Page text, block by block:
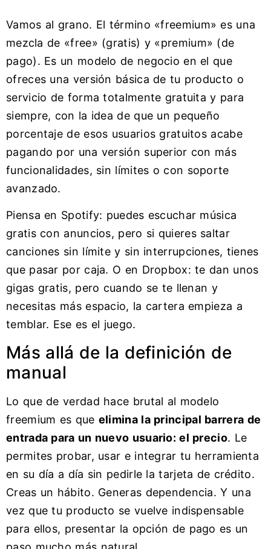
Vamos al grano. El término «freemium» es una
mezcla de «free» (gratis) y «premium» (de
pago). Es un modelo de negocio en el que
ofreces una versión básica de tu producto o
servicio de forma totalmente gratuita y para
siempre, con la idea de que un pequeño
porcentaje de esos usuarios gratuitos acabe
pagando por una versión superior con más
funcionalidades, sin límites o con soporte
avanzado.
Piensa en Spotify: puedes escuchar música
gratis con anuncios, pero si quieres saltar
canciones sin límite y sin interrupciones, tienes
que pasar por caja. O en Dropbox: te dan unos
gigas gratis, pero cuando se te llenan y
necesitas más espacio, la cartera empieza a
temblar. Ese es el juego.
Más allá de la definición de
manual
Lo que de verdad hace brutal al modelo
freemium es que elimina la principal barrera de
entrada para un nuevo usuario: el precio. Le
permites probar, usar e integrar tu herramienta
en su día a día sin pedirle la tarjeta de crédito.
Creas un hábito. Generas dependencia. Y una
vez que tu producto se vuelve indispensable
para ellos, presentar la opción de pago es un